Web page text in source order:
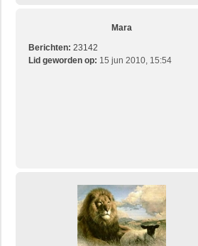
Mara
Berichten: 23142
Lid geworden op: 15 jun 2010, 15:54